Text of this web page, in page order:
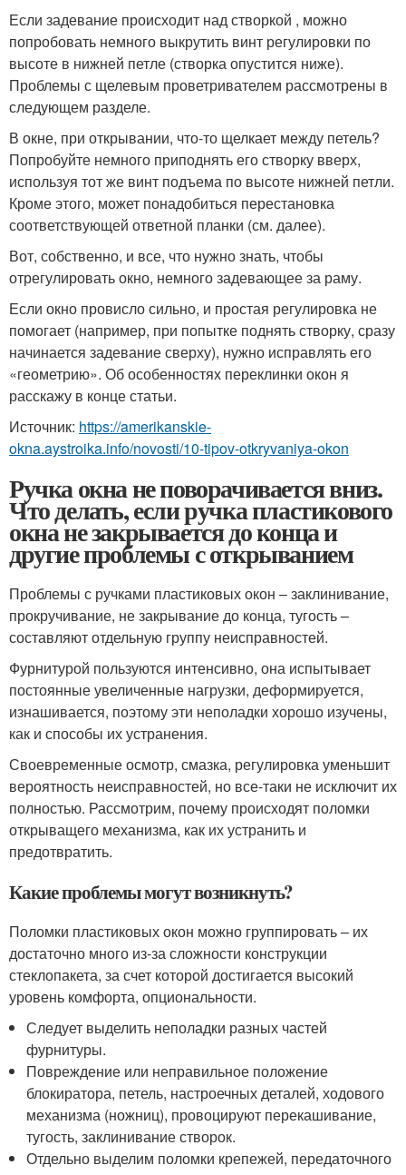
Если задевание происходит над створкой , можно
попробовать немного выкрутить винт регулировки по
высоте в нижней петле (створка опустится ниже).
Проблемы с щелевым проветривателем рассмотрены в
следующем разделе.
В окне, при открывании, что-то щелкает между петель?
Попробуйте немного приподнять его створку вверх,
используя тот же винт подъема по высоте нижней петли.
Кроме этого, может понадобиться перестановка
соответствующей ответной планки (см. далее).
Вот, собственно, и все, что нужно знать, чтобы
отрегулировать окно, немного задевающее за раму.
Если окно провисло сильно, и простая регулировка не
помогает (например, при попытке поднять створку, сразу
начинается задевание сверху), нужно исправлять его
«геометрию». Об особенностях переклинки окон я
расскажу в конце статьи.
Источник: https://amerikanskie-
okna.aystroika.info/novosti/10-tipov-otkryvaniya-okon
Ручка окна не поворачивается вниз.
Что делать, если ручка пластикового
окна не закрывается до конца и
другие проблемы с открыванием
Проблемы с ручками пластиковых окон – заклинивание,
прокручивание, не закрывание до конца, тугость –
составляют отдельную группу неисправностей.
Фурнитурой пользуются интенсивно, она испытывает
постоянные увеличенные нагрузки, деформируется,
изнашивается, поэтому эти неполадки хорошо изучены,
как и способы их устранения.
Своевременные осмотр, смазка, регулировка уменьшит
вероятность неисправностей, но все-таки не исключит их
полностью. Рассмотрим, почему происходят поломки
открыващего механизма, как их устранить и
предотвратить.
Какие проблемы могут возникнуть?
Поломки пластиковых окон можно группировать – их
достаточно много из-за сложности конструкции
стеклопакета, за счет которой достигается высокий
уровень комфорта, опциональности.
Следует выделить неполадки разных частей
фурнитуры.
Повреждение или неправильное положение
блокиратора, петель, настроечных деталей, ходового
механизма (ножниц), провоцируют перекашивание,
тугость, заклинивание створок.
Отдельно выделим поломки крепежей, передаточного